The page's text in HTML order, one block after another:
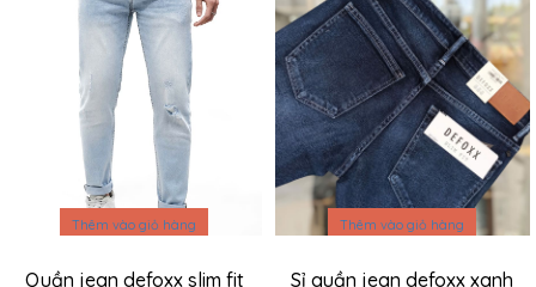
Thêm vào giỏ hàng
Quần jean defoxx slim fit
Thêm vào giỏ hàng
Sỉ quần jean defoxx xanh